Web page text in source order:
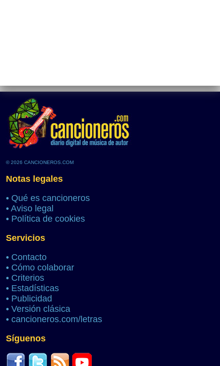
© 2026 CANCIONEROS.COM
Notas legales
• Qué es cancioneros
• Aviso legal
• Política de cookies
Servicios
• Contacto
• Cómo colaborar
• Criterios
• Estadísticas
• Publicidad
• Versión clásica
• cancioneros.com/letras
Síguenos